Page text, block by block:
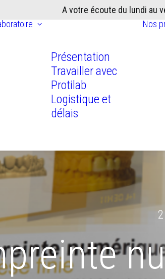
A votre écoute du lundi au
Présentation
Travailler avec
Protilab
Logistique et
délais
Nos